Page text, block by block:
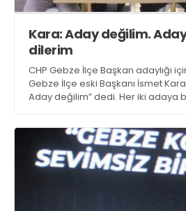
Kara: Aday değilim.
dilerim
CHP Gebze İlçe Başkan adaylığı
Gebze İlçe eski Başkanı İsmet
Aday değilim” dedi. Her iki adaya